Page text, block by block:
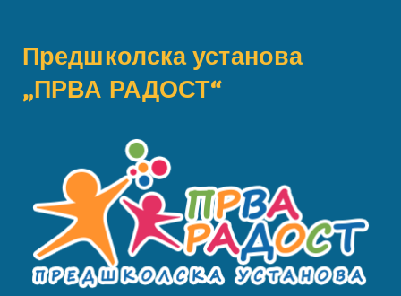
Предшколска установа
„ПРВА РАДОСТ“